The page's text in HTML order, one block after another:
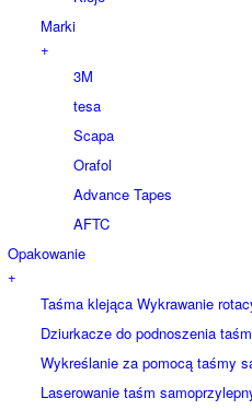
Marki
+
3M
tesa
Scapa
Orafol
Advance Tapes
AFTC
Opakowanie
+
Taśma klejąca Wykrawanie
Dziurkacze do podnoszenia
Wykreślanie za pomocą taśmy
Laserowanie taśm